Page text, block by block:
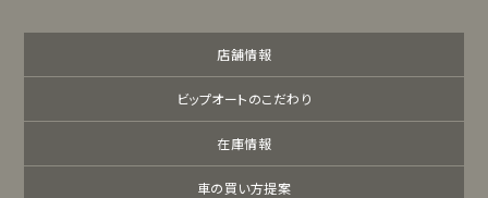
店舗情報
ビップオートのこだわり
在庫情報
車の買い方提案